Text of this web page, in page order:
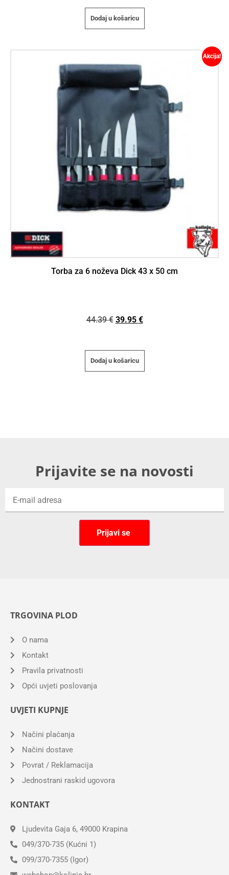
Dodaj u košaricu
Akcija!
Torba za 6 noževa Dick 43 x 50 cm
44.39€ 39.95 €
Dodaj u košaricu
Prijavite se na novosti
TRGOVINA PLOD
O nama
Kontakt
Pravila privatnosti
Opći uvjeti poslovanja
UVJETI KUPNJE
Načini plaćanja
Načini dostave
Povrat / Reklamacija
Jednostrani raskid ugovora
KONTAKT
Ljudevita Gaja 6, 49000 Krapina
049/370-735 (Kućni 1)
099/370-7355 (Igor)